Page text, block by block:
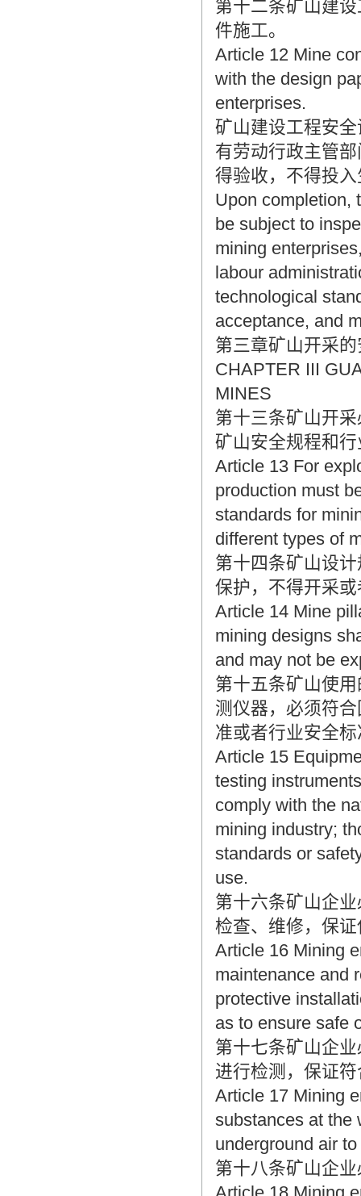
第十二条矿山建
件施工。
Article 12 Mine
with the design
enterprises.
矿山建设工程安
有劳动行政主管
得验收，不得投
Upon completion,
be subject to
mining
labour
technological
acceptance, and
第三章矿山开采
CHAPTER III
MINES
第十三条矿山开
矿山安全规程和
Article 13 For
production must
standards for
different types of
第十四条矿山设
保护，不得开采
Article 14 Mine
mining designs
and may not be
第十五条矿山使
测仪器，必须符
准或者行业安全
Article 15
testing
comply with the
mining industry;
standards or
use.
第十六条矿山企
检查、维修，保
Article 16 Mining
maintenance and
protective
as to ensure safe
第十七条矿山企
进行检测，保证
Article 17 Mining
substances at the
underground air
第十八条矿山企